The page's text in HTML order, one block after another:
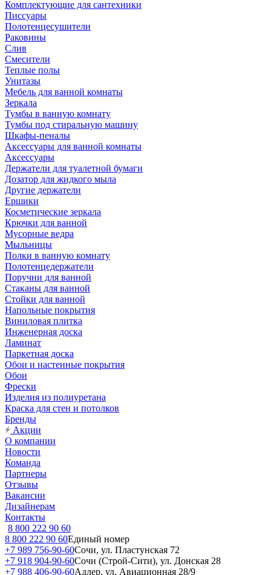
Комплектующие для сантехники
Писсуары
Полотенцесушители
Раковины
Слив
Смесители
Теплые полы
Унитазы
Мебель для ванной комнаты
Зеркала
Тумбы в ванную комнату
Тумбы под стиральную машину
Шкафы-пеналы
Аксессуары для ванной комнаты
Аксессуары
Держатели для туалетной бумаги
Дозатор для жидкого мыла
Другие держатели
Ершики
Косметические зеркала
Крючки для ванной
Мусорные ведра
Мыльницы
Полки в ванную комнату
Полотенцедержатели
Поручни для ванной
Стаканы для ванной
Стойки для ванной
Напольные покрытия
Виниловая плитка
Инженерная доска
Ламинат
Паркетная доска
Обои и настенные покрытия
Обои
Фрески
Изделия из полиуретана
Краска для стен и потолков
Бренды
Акции
О компании
Новости
Команда
Партнеры
Отзывы
Вакансии
Дизайнерам
Контакты
8 800 222 90 60
8 800 222 90 60Единый номер
+7 989 756-90-60Сочи, ул. Пластунская 72
+7 918 904-90-60Сочи (Строй-Сити), ул. Донская 28
+7 988 406-90-60Адлер, ул. Авиационная 28/9